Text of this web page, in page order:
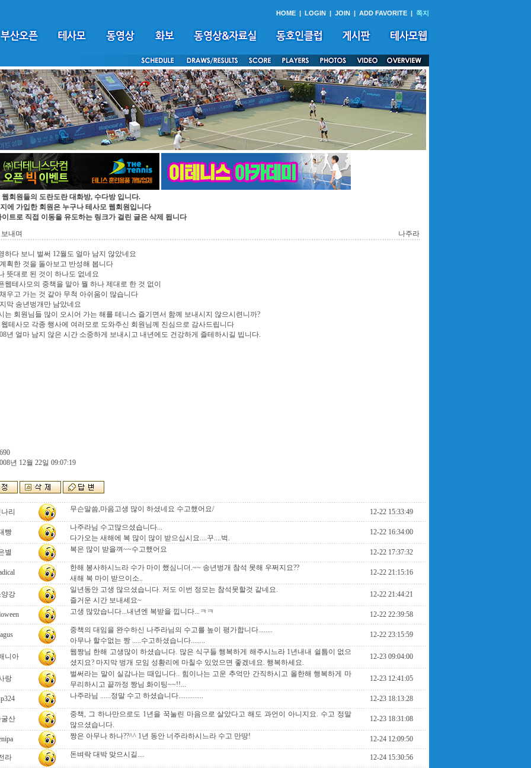
HOME | LOGIN | JOIN | ADD FAVORITE | 쪽지
회원들의 도란도란 대화방, 수다방 입니다.
에 가입한 회원은 누구나 테사모 웹회원입니다
트로 직접 이동을 유도하는 링크가 걸린 글은 삭제 됩니다
내며
나주라
하다 보니 벌써 12월도 얼마 남지 않았네요
획한 것을 돌아보고 반성해 봅니다
뜻대로 된 것이 하나도 없네요
웹테사모의 중책을 맡아 뭘 하나 제대로 한 것 없이
우고 가는 것 같아 무척 아쉬움이 많습니다
막 송년벙개만 남았네요
는 회원님들 많이 오시어 가는 해를 테니스 즐기면서 함께 보내시지 않으시련니까?
웹테사모 각종 행사에 여러모로 도와주신 회원님께 진심으로 감사드립니다
년 얼마 남지 않은 시간 소중하게 보내시고 내년에도 건강하게 즐테하시길 빕니다.
년 12월 22일 09:07:19
리 무슨말씀,마음고생 많이 하셨네요 수고했어요/ 12-22 15:33:49
빵
나주라님 수고많으셨습니다...
다가오는 새해에 복 많이 많이 받으십시요....꾸....벅.
12-22 16:34:00
별 복은 많이 받을껴~~수고했어요 12-22 17:37:32
한해 봉사하시느라 수가 마이 했심니더.~~ 송년벙개 참석 못해 우쩌지요??
새해 복 마이 받으이소..
12-22 21:15:16
양강
일년동안 고생 많으셨습니다. 저도 이번 정모는 참석못할것 같네요.
즐거운 시간 보내세요~
12-22 21:44:21
고생 많았습니다...내년엔 복받을 낍니다...ㅋㅋ 12-22 22:39:58
중책의 대임을 완수하신 나주라님의 수고를 높이 평가합니다........
아무나 할수없는 짱 .....수고하셨습니다........
12-22 23:15:59
니아
웹짱님 한해 고생많이 하셨습니다. 많은 식구들 행복하게 해주시느라 1년내내 쉴틈이 없으
셨지요? 마지막 벙개 모임 성황리에 마칠수 있었으면 좋겠네요. 행복하세요.
12-23 09:04:00
랑
벌써라는 말이 실감나는 때입니다.. 힘이나는 고운 추억만 간직하시고 올한해 행복하게 마
무리하시고 끝까정 짱님 화이팅~~!!...
12-23 12:41:05
나주라님 ......정말 수고 하셨습니다.............. 12-23 18:13:28
굴산
중책, 그 하나만으로도 1년을 꾹눌린 마음으로 살았다고 해도 과언이 아니지요. 수고 정말
많으셨습니다.
12-23 18:31:08
짱은 아무나 하나??^^ 1년 동안 너주라하시느라 수고 만땅! 12-24 12:09:50
라 돈벼락 대박 맞으시길.... 12-24 15:30:56